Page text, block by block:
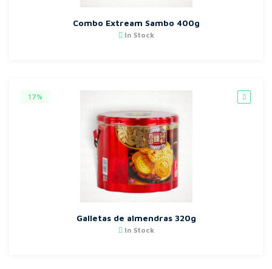
Combo Extream Sambo 400g
In Stock
17%
Galletas de almendras 320g
In Stock